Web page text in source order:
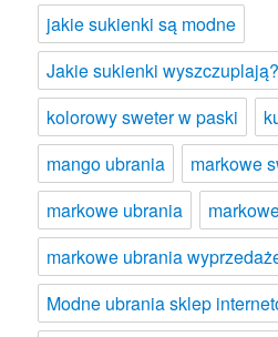
jakie sukienki są modne
Jakie sukienki wyszczuplają?
kolorowy sweter w paski
mango ubrania
markowe
markowe ubrania
markowe ubrania
Modne ubrania sklep